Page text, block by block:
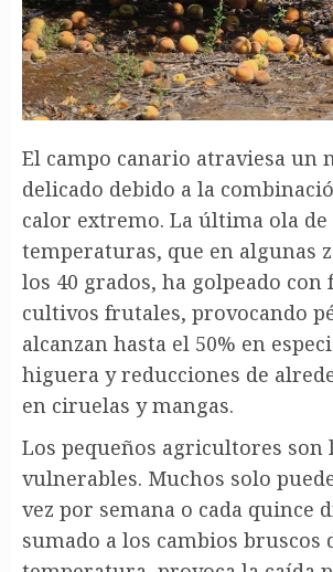
El campo canario atraviesa un
delicado debido a la
calor extremo. La última ola de
temperaturas, que en algunas
los 40 grados, ha golpeado con
cultivos frutales, provocando
alcanzan hasta el 50% en
higuera y reducciones de
en ciruelas y mangas.
Los pequeños agricultores son
vulnerables. Muchos solo
vez por semana o cada quince
sumado a los cambios bruscos